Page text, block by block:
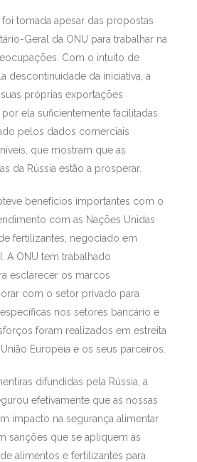
tomada apesar das propostas
Geral da ONU para trabalhar na
Com o intuito de
descontinuidade da iniciativa, a
próprias exportações
ela suficientemente facilitadas.
pelos dados comerciais
que mostram que as
da Rússia estão a prosperar.
benefícios importantes com o
com as Nações Unidas
fertilizantes, negociado em
A ONU tem trabalhado
esclarecer os marcos
com o setor privado para
nos setores bancário e
foram realizados em estreita
Europeia e os seus parceiros.
difundidas pela Rússia, a
efetivamente que as nossas
impacto na segurança alimentar
sanções que se apliquem às
alimentos e fertilizantes para